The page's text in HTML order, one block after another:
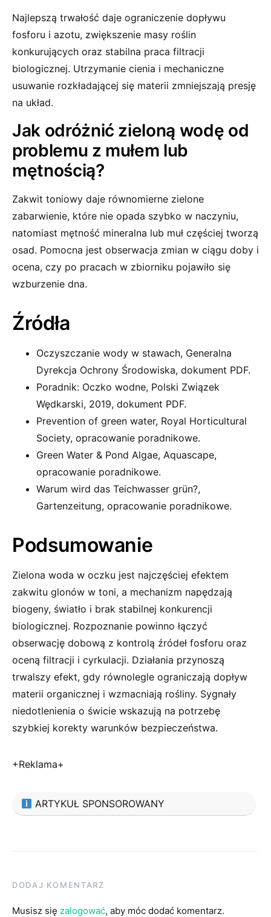
Najlepszą trwałość daje ograniczenie dopływu
fosforu i azotu, zwiększenie masy roślin
konkurujących oraz stabilna praca filtracji
biologicznej. Utrzymanie cienia i mechaniczne
usuwanie rozkładającej się materii zmniejszają presję
na układ.
Jak odróżnić zieloną wodę od
problemu z mułem lub
mętnością?
Zakwit toniowy daje równomierne zielone
zabarwienie, które nie opada szybko w naczyniu,
natomiast mętność mineralna lub muł częściej tworzą
osad. Pomocna jest obserwacja zmian w ciągu doby i
ocena, czy po pracach w zbiorniku pojawiło się
wzburzenie dna.
Źródła
Oczyszczanie wody w stawach, Generalna
Dyrekcja Ochrony Środowiska, dokument PDF.
Poradnik: Oczko wodne, Polski Związek
Wędkarski, 2019, dokument PDF.
Prevention of green water, Royal Horticultural
Society, opracowanie poradnikowe.
Green Water & Pond Algae, Aquascape,
opracowanie poradnikowe.
Warum wird das Teichwasser grün?,
Gartenzeitung, opracowanie poradnikowe.
Podsumowanie
Zielona woda w oczku jest najczęściej efektem
zakwitu glonów w toni, a mechanizm napędzają
biogeny, światło i brak stabilnej konkurencji
biologicznej. Rozpoznanie powinno łączyć
obserwację dobową z kontrolą źródeł fosforu oraz
oceną filtracji i cyrkulacji. Działania przynoszą
trwalszy efekt, gdy równolegle ograniczają dopływ
materii organicznej i wzmacniają rośliny. Sygnały
niedotlenienia o świcie wskazują na potrzebę
szybkiej korekty warunków bezpieczeństwa.
+Reklama+
ARTYKUŁ SPONSOROWANY
DODAJ KOMENTARZ
Musisz się zalogować, aby móc dodać komentarz.